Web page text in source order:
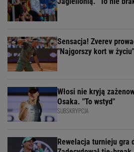
Sensacja! Zverev
"Najgorszy kort w życiu"
Włosi nie kryją
Osaka. "To wstyd"
SUBSKRYPCJA
Rewelacja turnieju gra